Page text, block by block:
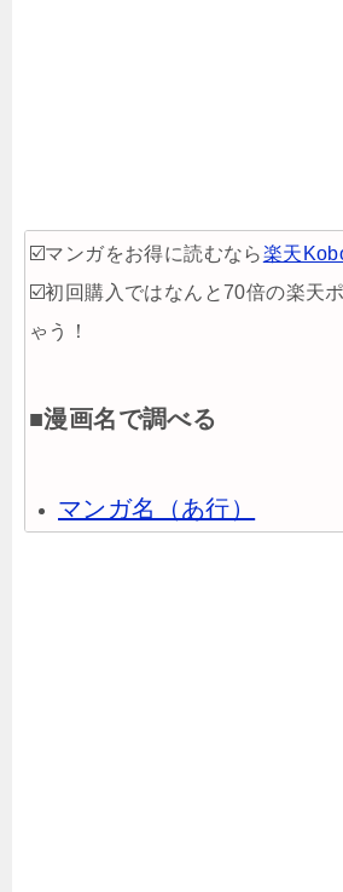
☑️マンガをお得に読むなら楽天
☑️初回購入ではなんと70倍の楽天
ゃう！
■漫画名で調べる
マンガ名（あ行）